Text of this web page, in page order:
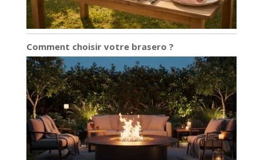
Comment choisir votre brasero ?